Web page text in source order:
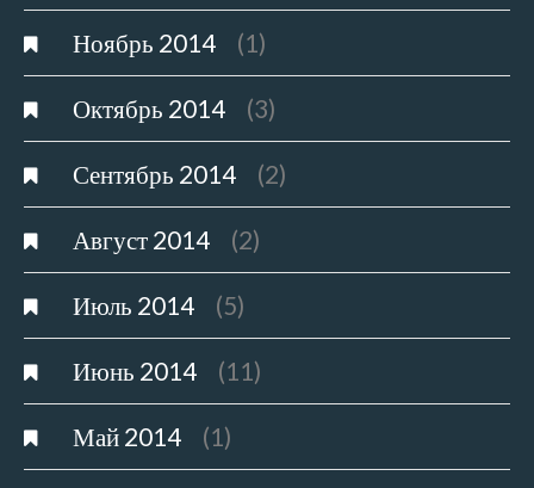
Ноябрь 2014 (1)
Октябрь 2014 (3)
Сентябрь 2014 (2)
Август 2014 (2)
Июль 2014 (5)
Июнь 2014 (11)
Май 2014 (1)